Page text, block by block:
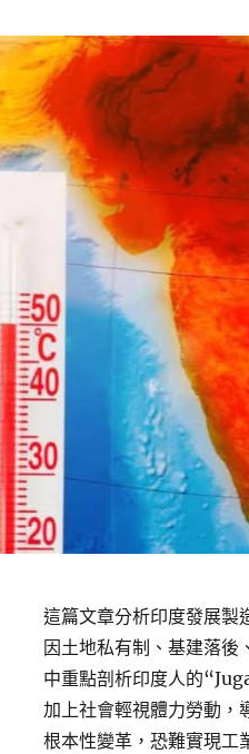
這篇文章分析印度發展製
因土地私有制、基建落後
中重點剖析印度人的
加上社會輕視體力勞動，
根本性變革，恐難實現工